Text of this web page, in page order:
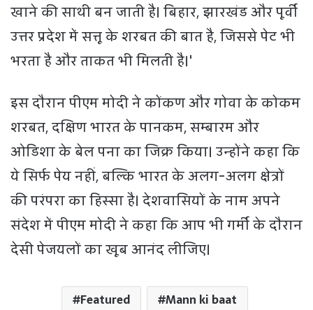
खाने की साथी बन जाती है। बिहार, झारखंड और पूर्वी
उत्तर प्रदेश में सत्तू के शरबत की बात है, जिससे पेट भी
भरता है और ताकत भी मिलती है।'
इस दौरान पीएम मोदी ने कोंकण और गोवा के कोकम
शरबत, दक्षिण भारत के पानकम, सम्बारम और
ओडिशा के बेल पना का जिक्र किया। उन्होंने कहा कि
ये सिर्फ पेय नहीं, बल्कि भारत के अलग-अलग क्षेत्रों
की परंपरा का हिस्सा है। देशवासियों के नाम अपने
संदेश में पीएम मोदी ने कहा कि आप भी गर्मी के दौरान
देसी पेजयलों का खूब आनंद लीजिए।
Featured Mann ki baat